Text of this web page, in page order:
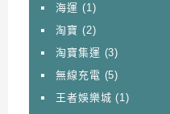
海運 (1)
淘寶 (2)
淘寶集運 (3)
無線充電 (5)
王者娛樂城 (1)